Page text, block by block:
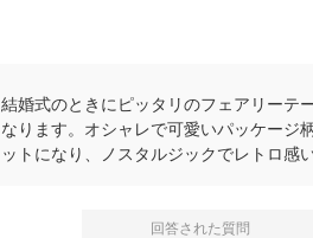
結婚式のときにピッタリのフェアリーテ
なります。オシャレで可愛いパッケージ
ットになり、ノスタルジックでレトロ感
回答された質問